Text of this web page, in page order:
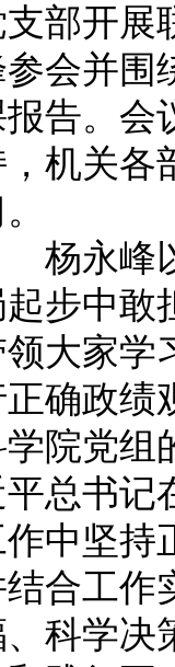
支部开展
会并围
告。会
机关各
永峰以
起步中敢
大家学
确政绩
院党组
平总书记
中坚持
结合工作
科学决